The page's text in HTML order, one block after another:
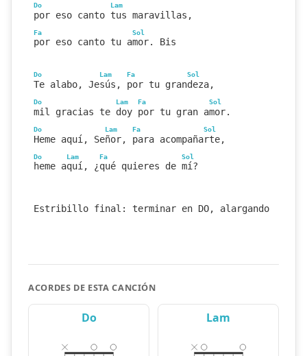
Do Lam
por eso canto tus maravillas,
Fa Sol
por eso canto tu amor. Bis
Do Lam Fa Sol
Te alabo, Jesús, por tu grandeza,
Do Lam Fa Sol
mil gracias te doy por tu gran amor.
Do Lam Fa Sol
Heme aquí, Señor, para acompañarte,
Do Lam Fa Sol
heme aquí, ¿qué quieres de mí?
Estribillo final: terminar en DO, alargando en
ACORDES DE ESTA CANCIÓN
Do Lam